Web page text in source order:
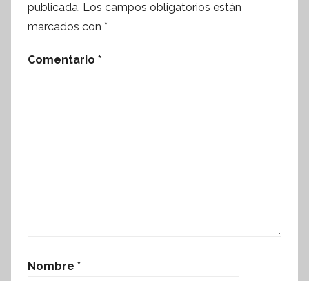
publicada. Los campos obligatorios están
marcados con *
Comentario *
Nombre *